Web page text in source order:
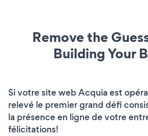
Remove the
Building Your
Si votre site web Acquia est
relevé le premier grand défi
la présence en ligne de votre
félicitations!